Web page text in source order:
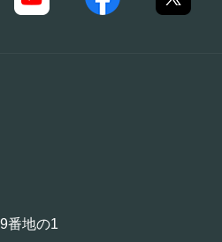
番地の1